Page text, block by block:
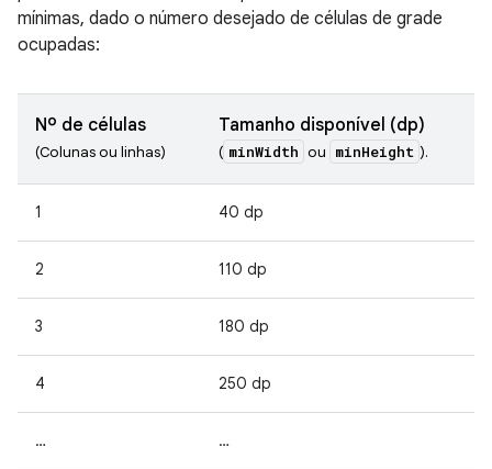
mínimas, dado o número desejado de células de grade
ocupadas:
Nº de células
(Colunas ou linhas)
Tamanho disponível (dp)
( minWidth ou minHeight ).
1 40 dp
2 110 dp
3 180 dp
4 250 dp
… …